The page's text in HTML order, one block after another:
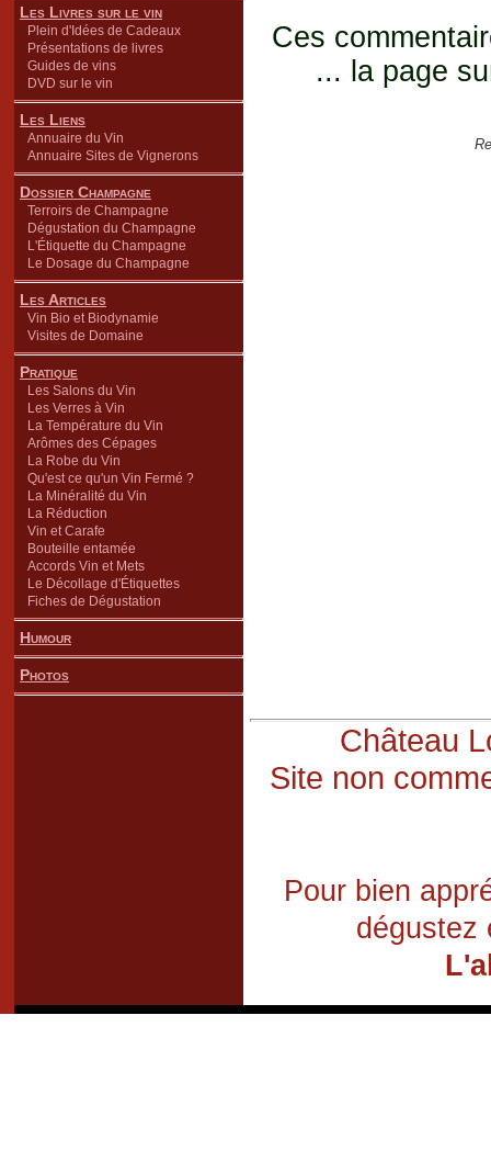
Les Livres sur le vin
Plein d'Idées de Cadeaux
Présentations de livres
Guides de vins
DVD sur le vin
Les Liens
Annuaire du Vin
Annuaire Sites de Vignerons
Dossier Champagne
Terroirs de Champagne
Dégustation du Champagne
L'Étiquette du Champagne
Le Dosage du Champagne
Les Articles
Vin Bio et Biodynamie
Visites de Domaine
Pratique
Les Salons du Vin
Les Verres à Vin
La Température du Vin
Arômes des Cépages
La Robe du Vin
Qu'est ce qu'un Vin Fermé ?
La Minéralité du Vin
La Réduction
Vin et Carafe
Bouteille entamée
Accords Vin et Mets
Le Décollage d'Étiquettes
Fiches de Dégustation
Humour
Photos
Ces
... la page
Château
Site non
Pour bien
dégustez